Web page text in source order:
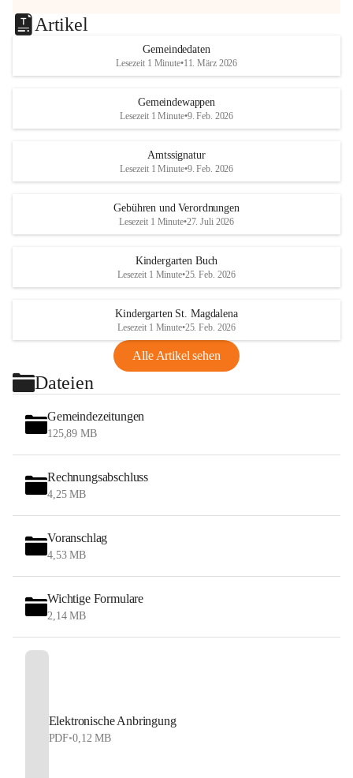
Artikel
Gemeindedaten
Lesezeit 1 Minute•11. März 2026
Gemeindewappen
Lesezeit 1 Minute•9. Feb. 2026
Amtssignatur
Lesezeit 1 Minute•9. Feb. 2026
Gebühren und Verordnungen
Lesezeit 1 Minute•27. Juli 2026
Kindergarten Buch
Lesezeit 1 Minute•25. Feb. 2026
Kindergarten St. Magdalena
Lesezeit 1 Minute•25. Feb. 2026
Alle Artikel sehen
Dateien
Gemeindezeitungen
125,89 MB
Rechnungsabschluss
4,25 MB
Voranschlag
4,53 MB
Wichtige Formulare
2,14 MB
Elektronische Anbringung
PDF•0,12 MB